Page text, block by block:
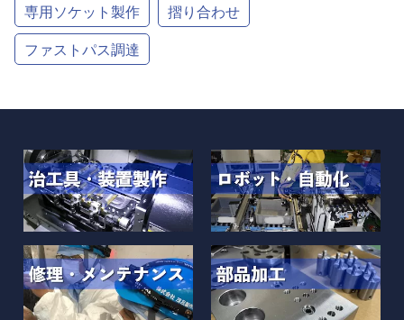
専用ソケット製作
摺り合わせ
ファストパス調達